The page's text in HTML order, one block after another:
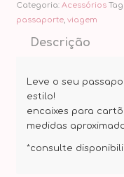
Categoria:Acessórios
passaporte,viagem
Descrição
Leve o seu
estilo!
encaixes para
medidas
*consulte